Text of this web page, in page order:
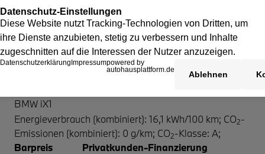
BMW iX1
Energieverbrauch (kombiniert): 16,1 kWh/100 km; CO2-
Emissionen (kombiniert): 0 g/km; CO2-Klasse: A;
Barpreis
Privatkunden-Finanzierung